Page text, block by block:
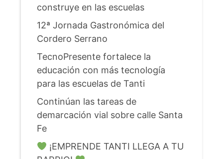
construye en las escuelas
12ª Jornada Gastronómica del
Cordero Serrano
TecnoPresente fortalece la
educación con más tecnología
para las escuelas de Tanti
Continúan las tareas de
demarcación vial sobre calle Santa
Fe
¡EMPRENDE TANTI LLEGA A TU